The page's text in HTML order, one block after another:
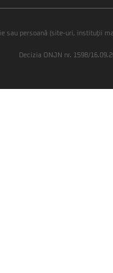
sau persoană (site-uri, instituţii
Decizia ONJN nr. 1598/